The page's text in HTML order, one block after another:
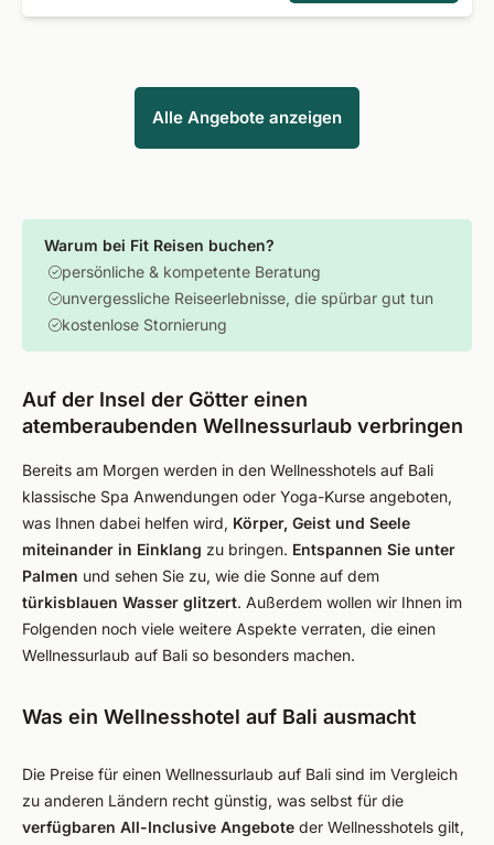
Alle Angebote anzeigen
Warum bei Fit Reisen buchen?
persönliche & kompetente Beratung
unvergessliche Reiseerlebnisse, die spürbar gut tun
kostenlose Stornierung
Auf der Insel der Götter einen
atemberaubenden Wellnessurlaub verbringen
Bereits am Morgen werden in den Wellnesshotels auf Bali
klassische Spa Anwendungen oder Yoga-Kurse angeboten,
was Ihnen dabei helfen wird, Körper, Geist und Seele
miteinander in Einklang zu bringen. Entspannen Sie unter
Palmen und sehen Sie zu, wie die Sonne auf dem
türkisblauen Wasser glitzert. Außerdem wollen wir Ihnen im
Folgenden noch viele weitere Aspekte verraten, die einen
Wellnessurlaub auf Bali so besonders machen.
Was ein Wellnesshotel auf Bali ausmacht
Die Preise für einen Wellnessurlaub auf Bali sind im Vergleich
zu anderen Ländern recht günstig, was selbst für die
verfügbaren All-Inclusive Angebote der Wellnesshotels gilt,